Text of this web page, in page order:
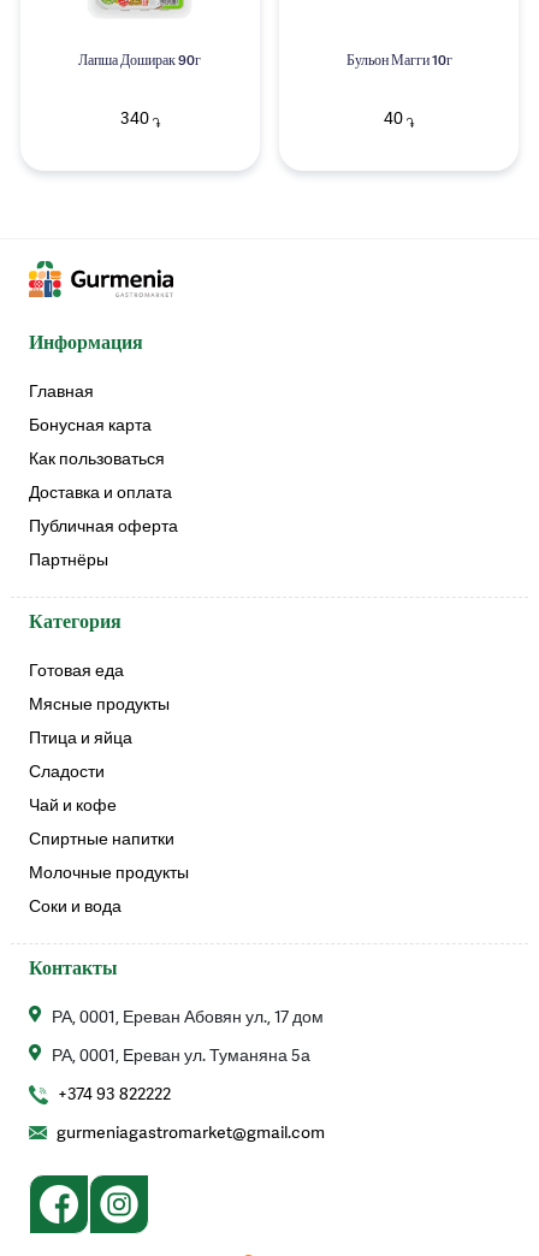
Лапша Доширак 90г
340֏
Бульон Магги 10г
40 ֏
Информация
Главная
Бонусная карта
Как пользоваться
Доставка и оплата
Публичная оферта
Партнёры
Категория
Готовая еда
Мясные продукты
Птица и яйца
Сладости
Чай и кофе
Спиртные напитки
Молочные продукты
Соки и вода
Контакты
РА, 0001, Ереван Абовян ул., 17 дом
РА, 0001, Ереван ул. Туманяна 5а
+374 93 822222
gurmeniagastromarket@gmail.com